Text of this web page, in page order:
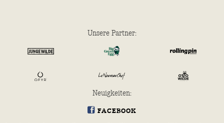
Unsere Partner:
Neuig­keiten:
FACEBOOK